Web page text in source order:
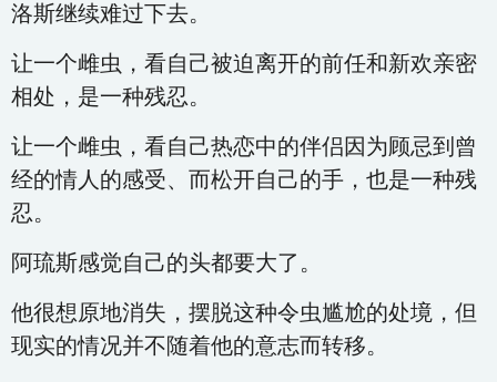
洛斯继续难过下去。
让一个雌虫，看自己被迫离开的前任和新欢亲密
相处，是一种残忍。
让一个雌虫，看自己热恋中的伴侣因为顾忌到曾
经的情人的感受、而松开自己的手，也是一种残
忍。
阿琉斯感觉自己的头都要大了。
他很想原地消失，摆脱这种令虫尴尬的处境，但
现实的情况并不随着他的意志而转移。